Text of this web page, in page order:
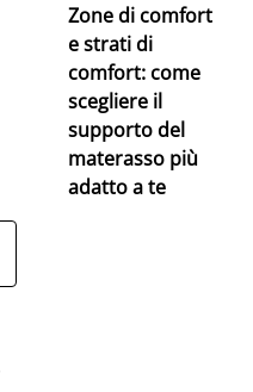
Zone di comfort
e strati di
comfort: come
scegliere il
supporto del
materasso più
adatto a te